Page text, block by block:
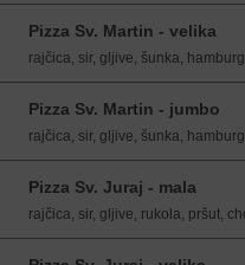
Pizza Sv. Martin - velika
rajčica, sir, gljive, šunka,
Pizza Sv. Martin - jumbo
rajčica, sir, gljive, šunka,
Pizza Sv. Juraj - mala
rajčica, sir, gljive, rukola, pršut,